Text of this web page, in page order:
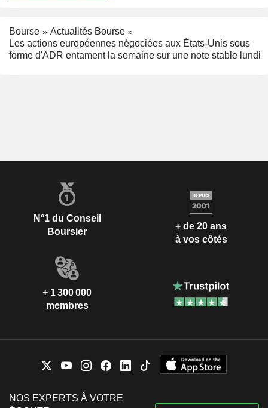
Bourse
Actualités Bourse
Les actions européennes négociées aux États-Unis sous
forme d'ADR entament la semaine sur une note stable lundi
N°1 du Conseil
Boursier
+ de 20 ans
à vos côtés
+ 1 300 000
membres
NOS EXPERTS À VOTRE